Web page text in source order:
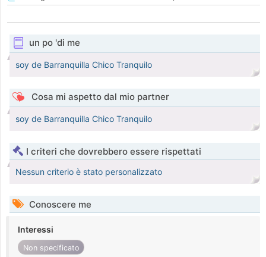
un po 'di me
soy de Barranquilla Chico Tranquilo
Cosa mi aspetto dal mio partner
soy de Barranquilla Chico Tranquilo
I criteri che dovrebbero essere rispettati
Nessun criterio è stato personalizzato
Conoscere me
Interessi
Non specificato